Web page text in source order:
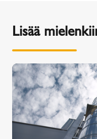
Lisää